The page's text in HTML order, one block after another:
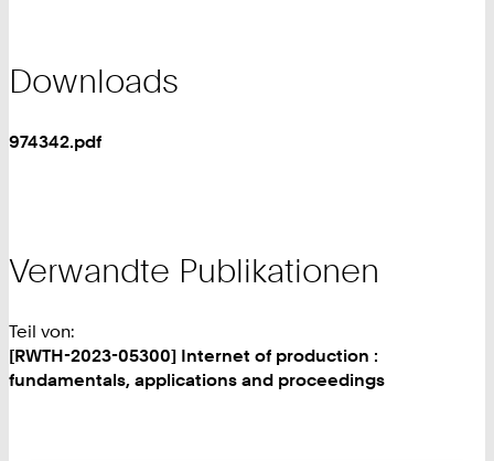
Downloads
974342.pdf
Verwandte Publikationen
Teil von:
[RWTH-2023-05300] Internet of production :
fundamentals, applications and proceedings